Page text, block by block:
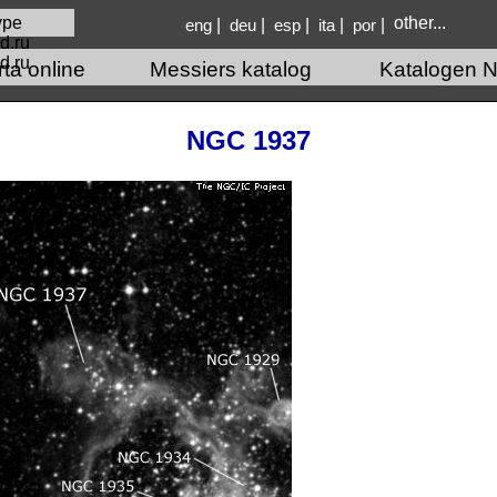
eng deu esp ita por other...
online Messiers katalog Katalogen
NGC 1937